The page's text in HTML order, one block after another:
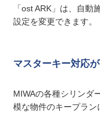
「ost ARK」は、自
設定を変更できます。
マスターキー対応が
MIWAの各種シリンダ
模な物件のキープラン